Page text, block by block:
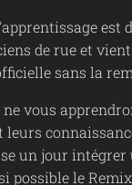
est
de rue et
sans la
vous
un jour
possible le